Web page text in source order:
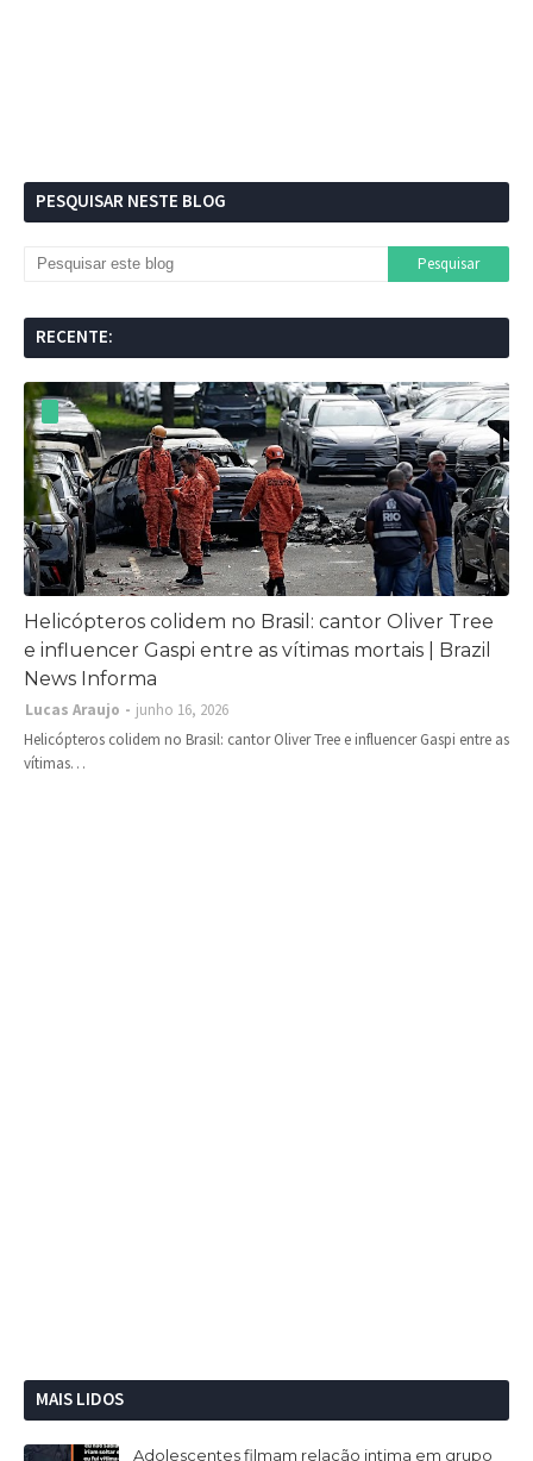
PESQUISAR NESTE BLOG
RECENTE:
Helicópteros colidem no Brasil: cantor Oliver Tree
e influencer Gaspi entre as vítimas mortais | Brazil
News Informa
Lucas Araujo
junho 16, 2026
Helicópteros colidem no Brasil: cantor Oliver Tree e influencer Gaspi entre as
vítimas…
MAIS LIDOS
Adolescentes filmam relação intima em grupo